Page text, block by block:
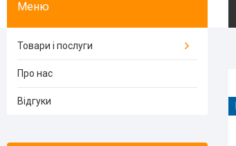
Товари і послуги
Про нас
Відгуки